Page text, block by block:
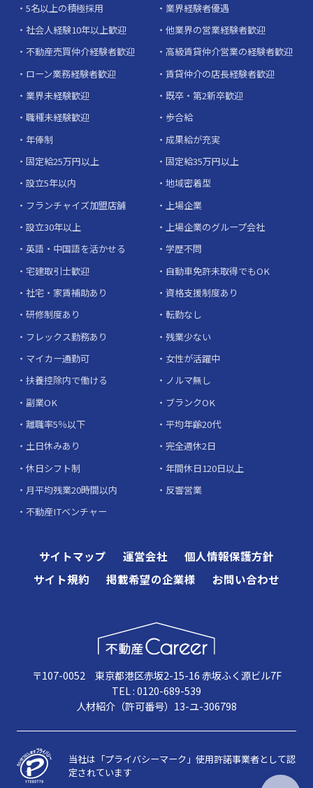
5名以上の積極採用
業界経験者優遇
社会人経験10年以上歓迎
他業界の営業経験者歓迎
不動産売買仲介経験者歓迎
高級賃貸仲介営業の経験者歓迎
ローン業務経験者歓迎
賃貸仲介の店長経験者歓迎
業界未経験歓迎
既卒・第2新卒歓迎
職種未経験歓迎
歩合給
年俸制
成果給が充実
固定給25万円以上
固定給35万円以上
設立5年以内
地域密着型
フランチャイズ加盟店舗
上場企業
設立30年以上
上場企業のグループ会社
英語・中国語を活かせる
学歴不問
宅建取引士歓迎
自動車免許未取得でもOK
社宅・家賃補助あり
資格支援制度あり
研修制度あり
転勤なし
フレックス勤務あり
残業少ない
マイカー通勤可
女性が活躍中
扶養控除内で働ける
ノルマ無し
副業OK
ブランクOK
離職率5％以下
平均年齢20代
土日休みあり
完全週休2日
休日シフト制
年間休日120日以上
月平均残業20時間以内
反響営業
不動産ITベンチャー
サイトマップ 運営会社
個人情報保護方針
サイト規約
掲載希望の企業様 お問い合わせ
〒107-0052 東京都港区赤坂2-15-16 赤坂ふく源ビル7F
TEL : 0120-689-539
人材紹介（許可番号）13-ユ-306798
当社は「プライバシーマーク」使用許諾事業者として認
定されています